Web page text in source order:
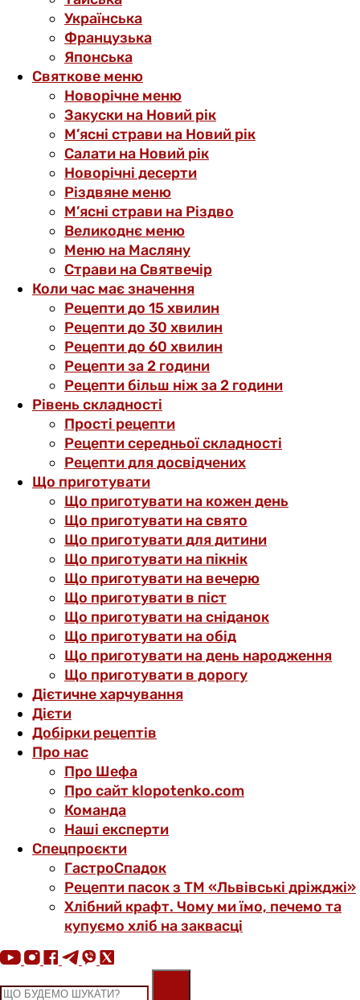
Українська
Французька
Японська
Святкове меню
Новорічне меню
Закуски на Новий рік
М’ясні страви на Новий рік
Салати на Новий рік
Новорічні десерти
Різдвяне меню
М’ясні страви на Різдво
Великоднє меню
Меню на Масляну
Страви на Святвечір
Коли час має значення
Рецепти до 15 хвилин
Рецепти до 30 хвилин
Рецепти до 60 хвилин
Рецепти за 2 години
Рецепти більш ніж за 2 години
Рівень складності
Прості рецепти
Рецепти середньої складності
Рецепти для досвідчених
Що приготувати
Що приготувати на кожен день
Що приготувати на свято
Що приготувати для дитини
Що приготувати на пікнік
Що приготувати на вечерю
Що приготувати в піст
Що приготувати на сніданок
Що приготувати на обід
Що приготувати на день народження
Що приготувати в дорогу
Дієтичне харчування
Дієти
Добірки рецептів
Про нас
Про Шефа
Про сайт klopotenko.com
Команда
Наші експерти
Спецпроєкти
ГастроСпадок
Рецепти пасок з ТМ «Львівські дріжджі»
Хлібний крафт. Чому ми їмо, печемо та
купуємо хліб на заквасці